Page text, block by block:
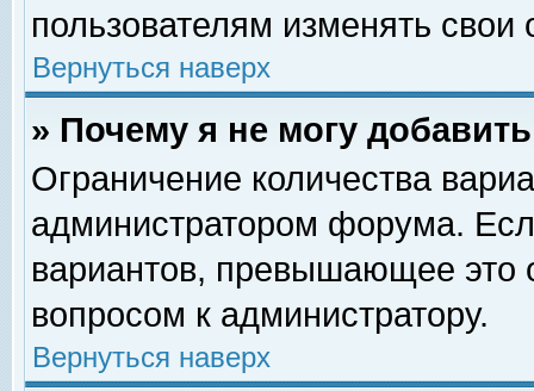
пользователям изменять свои
Вернуться наверх
» Почему я не могу
Ограничение количества
администратором форума.
вариантов, превышающее это
вопросом к администратору.
Вернуться наверх